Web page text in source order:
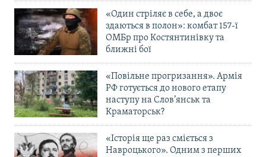
«Один стріляє в себе, а двоє
здаються в полон»: комбат 157-ї
ОМБр про Костянтинівку та
ближні бої
«Повільне прогризання». Армія
РФ готується до нового етапу
наступу на Слов’янськ та
Краматорськ?
«Історія ще раз сміється з
Навроцького». Одним з перших